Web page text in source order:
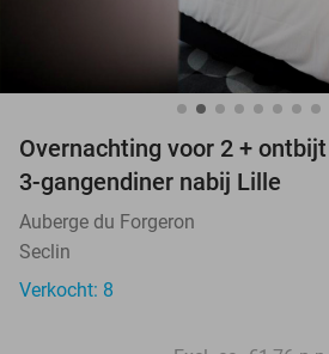
Overnachting voor 2 +
3-gangendiner nabij Lille
Auberge du Forgeron
Seclin
Verkocht: 8